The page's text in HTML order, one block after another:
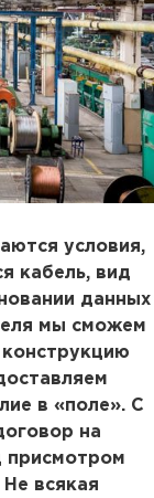
условия,
кабель, вид
данных
мы сможем
в «поле». С
на
присмотром
всякая